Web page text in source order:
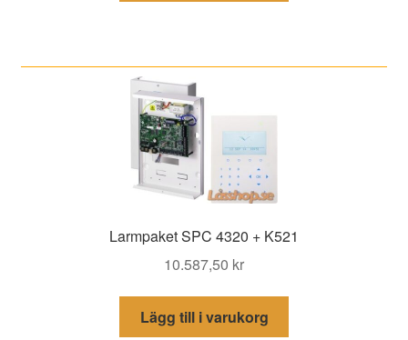
Larmpaket SPC 4320 + K521
10.587,50 kr
Lägg till i varukorg